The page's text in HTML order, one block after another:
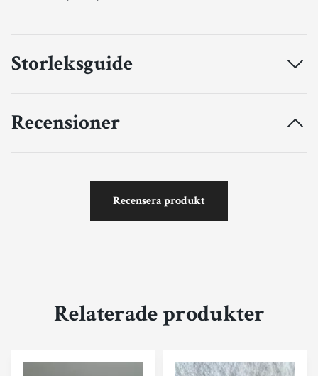
Storleksguide
Recensioner
Recensera produkt
Relaterade produkter